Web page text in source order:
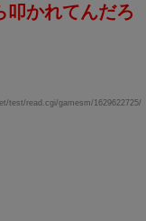
叩かれてんだろ
test/read.cgi/gamesm/1629622725/